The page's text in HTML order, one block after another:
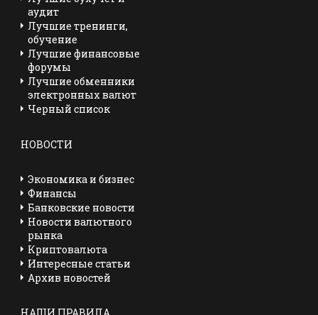
аудит
Лучшие тренинги,
обучение
Лучшие финансовые
форумы
Лучшие обменники
электронных валют
Черный список
НОВОСТИ
Экономика и бизнес
Финансы
Банковские новости
Новости валютного
рынка
Криптовалюта
Интересные статьи
Архив новостей
НАШИ ПРАВИЛА